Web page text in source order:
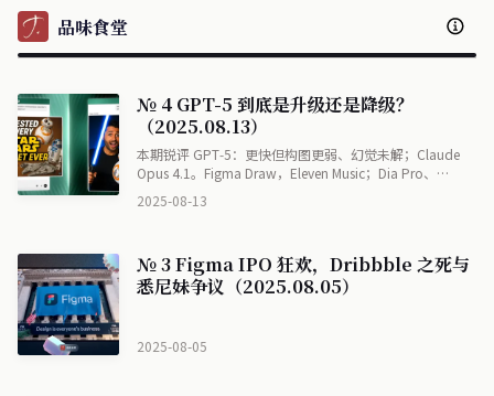
品味食堂
№ 4 GPT-5 到底是升级还是降级？
（2025.08.13）
本期锐评 GPT‑5：更快但构图更弱、幻觉未解；Claude
Opus 4.1。Figma Draw，Eleven Music；Dia Pro、
2025-08-13
№ 3 Figma IPO 狂欢，Dribbble 之死与
悉尼妹争议（2025.08.05）
2025-08-05